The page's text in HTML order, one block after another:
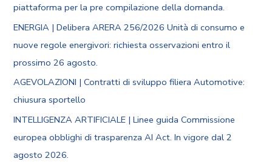
piattaforma per la pre compilazione della domanda.
ENERGIA | Delibera ARERA 256/2026 Unità di consumo e
nuove regole energivori: richiesta osservazioni entro il
prossimo 26 agosto.
AGEVOLAZIONI | Contratti di sviluppo filiera Automotive:
chiusura sportello
INTELLIGENZA ARTIFICIALE | Linee guida Commissione
europea obblighi di trasparenza AI Act. In vigore dal 2
agosto 2026.